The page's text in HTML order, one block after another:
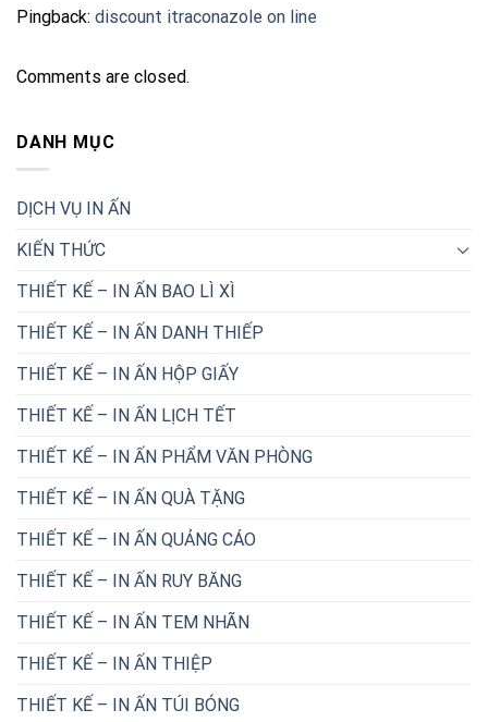
Pingback: discount itraconazole on line
Comments are closed.
DANH MỤC
DỊCH VỤ IN ẤN
KIẾN THỨC
THIẾT KẾ – IN ẤN BAO LÌ XÌ
THIẾT KẾ – IN ẤN DANH THIẾP
THIẾT KẾ – IN ẤN HỘP GIẤY
THIẾT KẾ – IN ẤN LỊCH TẾT
THIẾT KẾ – IN ẤN PHẨM VĂN PHÒNG
THIẾT KẾ – IN ẤN QUÀ TẶNG
THIẾT KẾ – IN ẤN QUẢNG CÁO
THIẾT KẾ – IN ẤN RUY BĂNG
THIẾT KẾ – IN ẤN TEM NHÃN
THIẾT KẾ – IN ẤN THIỆP
THIẾT KẾ – IN ẤN TÚI BÓNG